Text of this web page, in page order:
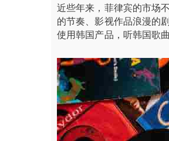
近些年来，菲律宾的市场
的节奏、影视作品浪漫的
使用韩国产品，听韩国歌